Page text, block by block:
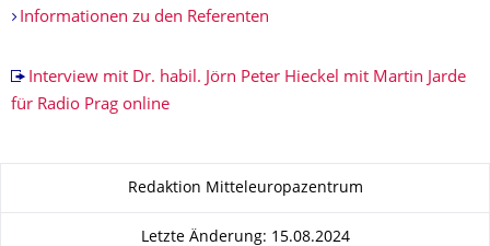
Informationen zu den Referenten
Interview mit Dr. habil. Jörn Peter Hieckel mit Martin Jarde
für Radio Prag online
Zu dieser SeiteRedaktion Mitteleuropazentrum
Letzte Änderung: 15.08.2024